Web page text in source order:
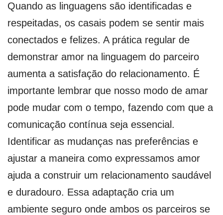
Quando as linguagens são identificadas e
respeitadas, os casais podem se sentir mais
conectados e felizes. A prática regular de
demonstrar amor na linguagem do parceiro
aumenta a satisfação do relacionamento. É
importante lembrar que nosso modo de amar
pode mudar com o tempo, fazendo com que a
comunicação contínua seja essencial.
Identificar as mudanças nas preferências e
ajustar a maneira como expressamos amor
ajuda a construir um relacionamento saudável
e duradouro. Essa adaptação cria um
ambiente seguro onde ambos os parceiros se